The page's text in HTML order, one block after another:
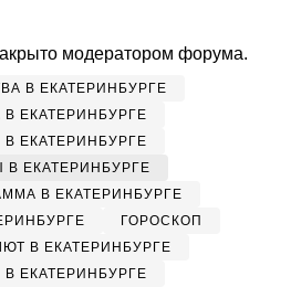
модератором форума.
В ЕКАТЕРИНБУРГЕ
В ЕКАТЕРИНБУРГЕ
В ЕКАТЕРИНБУРГЕ
ЕКАТЕРИНБУРГЕ
В ЕКАТЕРИНБУРГЕ
ГОРОСКОП
В ЕКАТЕРИНБУРГЕ
В ЕКАТЕРИНБУРГЕ